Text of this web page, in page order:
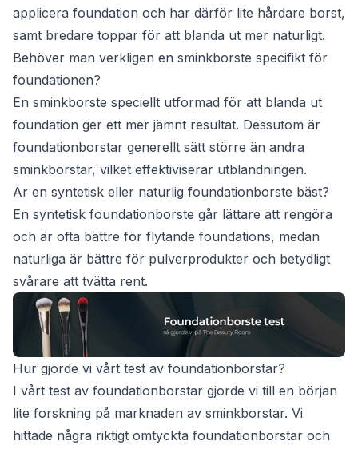
applicera foundation och har därför lite hårdare borst,
samt bredare toppar för att blanda ut mer naturligt.
Behöver man verkligen en sminkborste specifikt för
foundationen?
En sminkborste speciellt utformad för att blanda ut
foundation ger ett mer jämnt resultat. Dessutom är
foundationborstar generellt sätt större än andra
sminkborstar, vilket effektiviserar utblandningen.
Är en syntetisk eller naturlig foundationborste bäst?
En syntetisk foundationborste går lättare att rengöra
och är ofta bättre för flytande foundations, medan
naturliga är bättre för pulverprodukter och betydligt
svårare att tvätta rent.
Hur gjorde vi vårt test av foundationborstar?
I vårt test av foundationborstar gjorde vi till en början
lite forskning på marknaden av sminkborstar. Vi
hittade några riktigt omtyckta foundationborstar och